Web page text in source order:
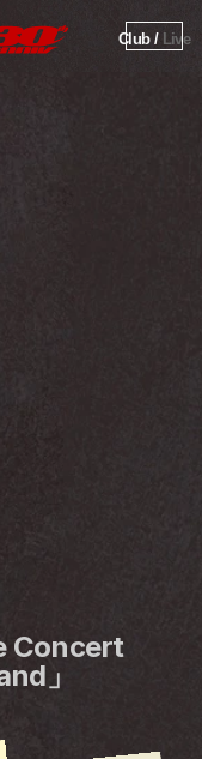
Club / Live
Concert
」